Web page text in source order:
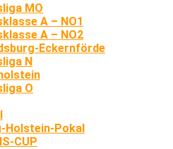
MO
A – NO1
A – NO2
Eckernförde
N
O
Holstein-Pokal
CUP